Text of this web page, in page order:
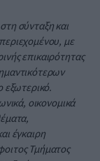
σύνταξη και
με
επικαιρότητας
εξωτερικό.
οικονομικά
έγκαιρη
Τμήματος